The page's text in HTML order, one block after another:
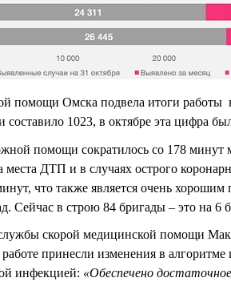
помощи Омска подвела итоги работы
составило 1023, в октябре эта цифра
помощи сократилось со 178 минут
места ДТП и в случаях острого
что также является очень хорошим
Сейчас в строю 84 бригады – это на 6
службы скорой медицинской помощи
принесли изменения в алгоритме
инфекцией: «Обеспечено